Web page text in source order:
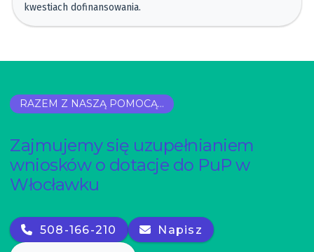
kwestiach dofinansowania.
RAZEM Z NASZĄ POMOCĄ...
Zajmujemy się uzupełnianiem
wniosków o dotacje do PuP w
Włocławku
508-166-210 Napisz